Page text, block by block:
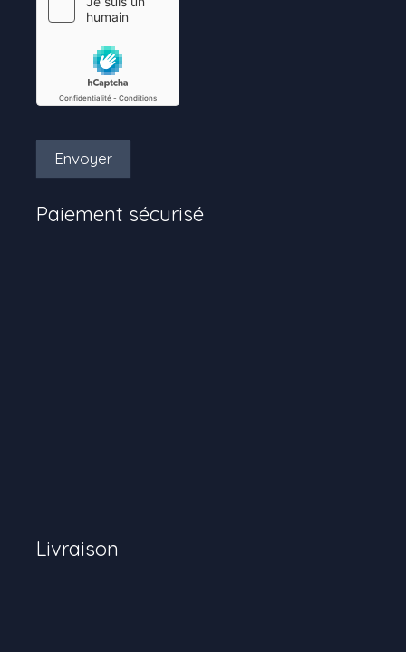
Envoyer
Paiement sécurisé
Livraison